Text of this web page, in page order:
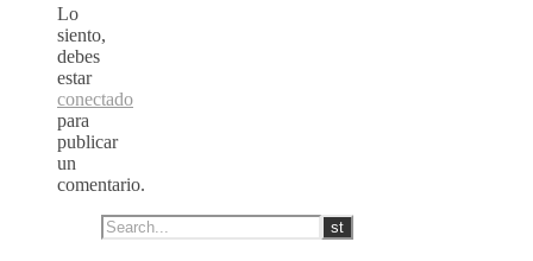
Lo
siento,
debes
estar
conectado
para
publicar
un
comentario.